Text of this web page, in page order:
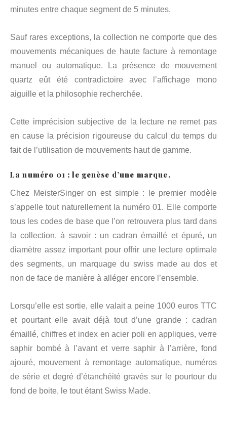
minutes entre chaque segment de 5 minutes.
Sauf rares exceptions, la collection ne comporte que des
mouvements mécaniques de haute facture à remontage
manuel ou automatique. La présence de mouvement
quartz eût été contradictoire avec l’affichage mono
aiguille et la philosophie recherchée.
Cette imprécision subjective de la lecture ne remet pas
en cause la précision rigoureuse du calcul du temps du
fait de l’utilisation de mouvements haut de gamme.
La numéro 01 : le genèse d’une marque.
Chez MeisterSinger on est simple : le premier modèle
s’appelle tout naturellement la numéro 01. Elle comporte
tous les codes de base que l’on retrouvera plus tard dans
la collection, à savoir : un cadran émaillé et épuré, un
diamètre assez important pour offrir une lecture optimale
des segments, un marquage du swiss made au dos et
non de face de manière à alléger encore l’ensemble.
Lorsqu’elle est sortie, elle valait a peine 1000 euros TTC
et pourtant elle avait déjà tout d’une grande : cadran
émaillé, chiffres et index en acier poli en appliques, verre
saphir bombé à l’avant et verre saphir à l’arrière, fond
ajouré, mouvement à remontage automatique, numéros
de série et degré d’étanchéité gravés sur le pourtour du
fond de boite, le tout étant Swiss Made.